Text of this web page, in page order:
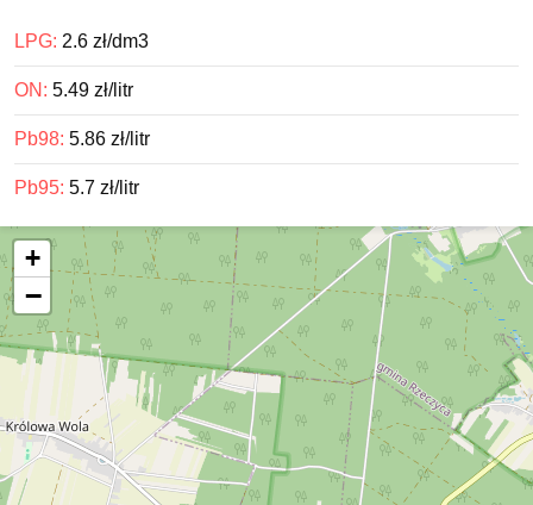
LPG: 2.6 zł/dm3
ON: 5.49 zł/litr
Pb98: 5.86 zł/litr
Pb95: 5.7 zł/litr
+
−